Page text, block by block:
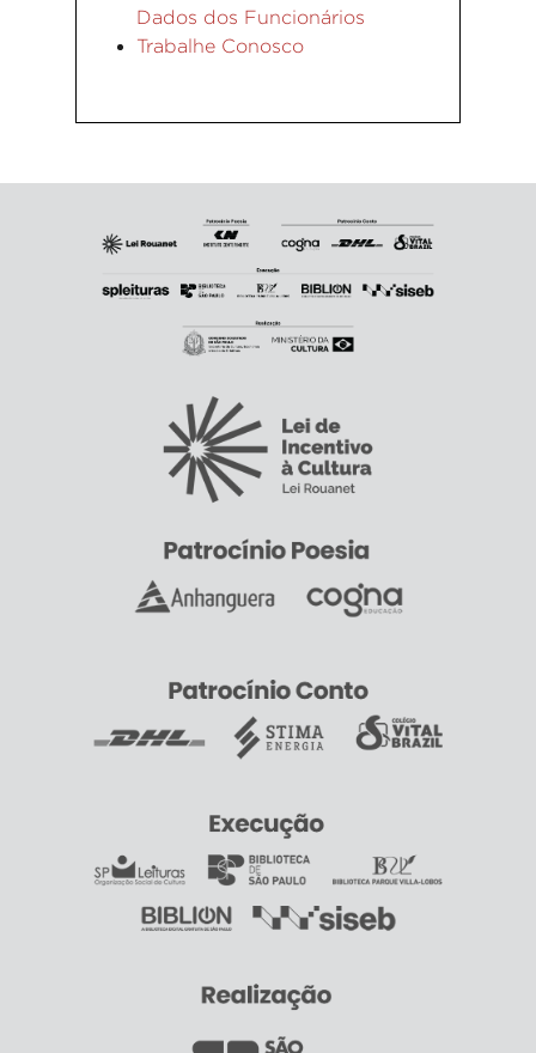
Dados dos Funcionários
Trabalhe Conosco